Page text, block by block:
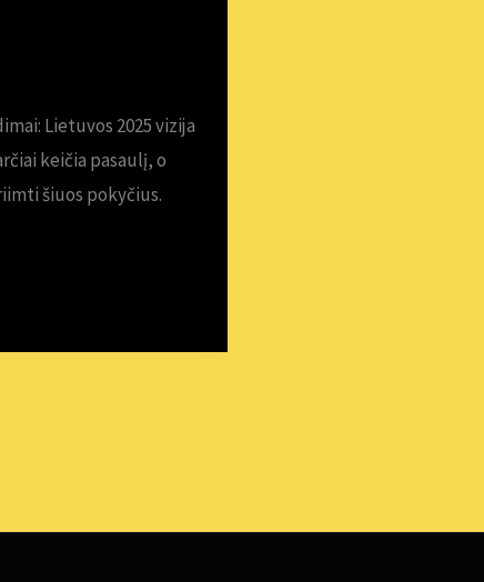
Lietuvos 2025 vizija
keičia pasaulį, o
šiuos pokyčius.